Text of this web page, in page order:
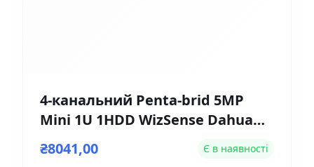
4-канальний Penta-brid 5MP
Mini 1U 1HDD WizSense Dahua
DH-XVR5104HE-4KL-I3
₴8041,00 Є в наявності